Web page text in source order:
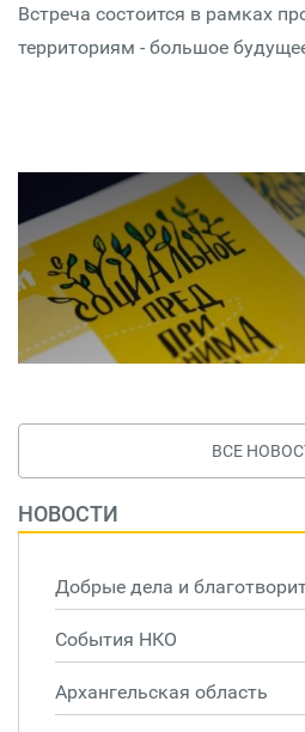
Встреча состоится в рамках
территориям - большое
ВСЕ
НОВОСТИ
Добрые дела и
События НКО
Архангельская область